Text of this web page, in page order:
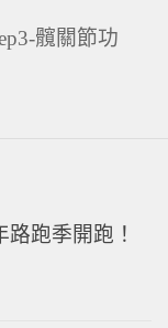
髖關節功
跑季開跑！